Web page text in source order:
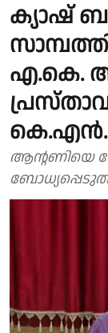
ക്യാഷ്
എ.കെ.
ആൻ്റണിയെ